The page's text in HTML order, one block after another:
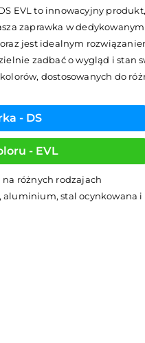
EVL to innowacyjny
zaprawka w
jest idealnym
zadbać o wygląd i stan
dostosowanych do
- DS
- EVL
na różnych rodzajach
stal ocynkowana i